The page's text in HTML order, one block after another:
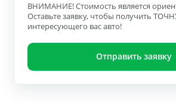
ВНИМАНИЕ! Стоимость является
Оставьте заявку, чтобы получить
интересующего вас авто!
Отправить заявку